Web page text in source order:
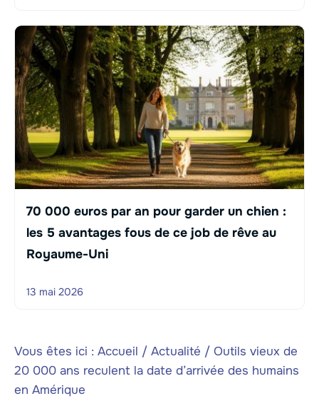
70 000 euros par an pour garder un chien :
les 5 avantages fous de ce job de rêve au
Royaume-Uni
13 mai 2026
Vous êtes ici : Accueil / Actualité / Outils vieux de
20 000 ans reculent la date d’arrivée des humains
en Amérique